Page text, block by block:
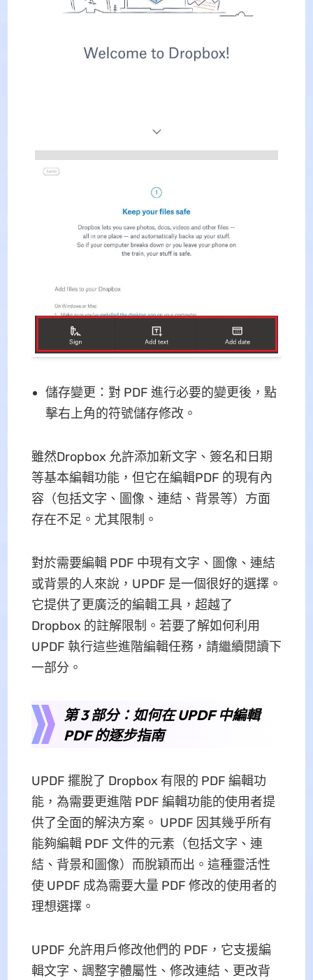
儲存變更：對 PDF 進行必要的變更後，點
擊右上角的符號儲存修改。
雖然Dropbox 允許添加新文字、簽名和日期
等基本編輯功能，但它在編輯PDF 的現有內
容（包括文字、圖像、連結、背景等）方面
存在不足。尤其限制。
對於需要編輯 PDF 中現有文字、圖像、連結
或背景的人來說，UPDF 是一個很好的選擇。
它提供了更廣泛的編輯工具，超越了
Dropbox 的註解限制。若要了解如何利用
UPDF 執行這些進階編輯任務，請繼續閱讀下
一部分。
第 3 部分：如何在 UPDF 中編輯
PDF 的逐步指南
UPDF 擺脫了 Dropbox 有限的 PDF 編輯功
能，為需要更進階 PDF 編輯功能的使用者提
供了全面的解決方案。 UPDF 因其幾乎所有
能夠編輯 PDF 文件的元素（包括文字、連
結、背景和圖像）而脫穎而出。這種靈活性
使 UPDF 成為需要大量 PDF 修改的使用者的
理想選擇。
UPDF 允許用戶修改他們的 PDF，它支援編
輯文字、調整字體屬性、修改連結、更改背